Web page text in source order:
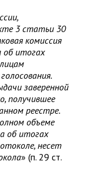
3 статьи 30
комиссия
об итогах
заверенной
получившее
реестре.
объеме
об итогах
несет
» (п. 29 ст.